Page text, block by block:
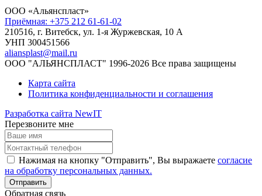
ООО «Альянспласт»
Приёмная: +375 212 61-61-02
210516, г. Витебск, ул. 1-я Журжевская, 10 А
УНП 300451566
aliansplast@mail.ru
ООО "АЛЬЯНСПЛАСТ" 1996-2026 Все права защищены
Карта сайта
Политика конфиденциальности и соглашения
Разработка сайта NewIT
Перезвоните мне
Нажимая на кнопку "Отправить", Вы выражаете согласие
на обработку персональных данных.
Обратная связь